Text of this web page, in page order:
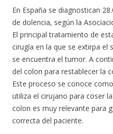
En España se diagnostican
de dolencia, según la
El principal tratamiento de
cirugía en la que se extirpa el
se encuentra el tumor. A
del colon para restablecer la
Este proceso se conoce
utiliza el cirujano para coser
colon es muy relevante para
correcta del paciente.